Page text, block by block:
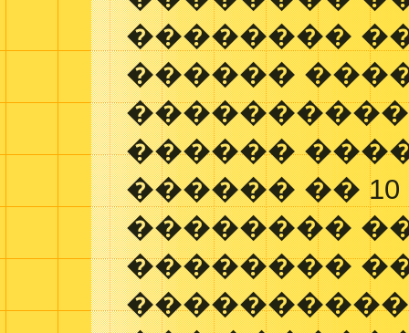
��������
������
������
������ ��
��������
��������